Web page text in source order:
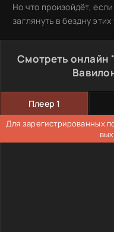
Но что произойдёт,
заглянуть в бездну этих
Смотреть онлайн
Плеер 1
Для зарегистрированных